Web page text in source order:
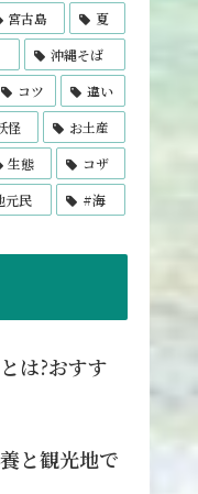
宮古島
夏
沖縄そば
コツ
違い
怪
お土産
生態
コザ
元民 #海
は?おすす
と観光地で